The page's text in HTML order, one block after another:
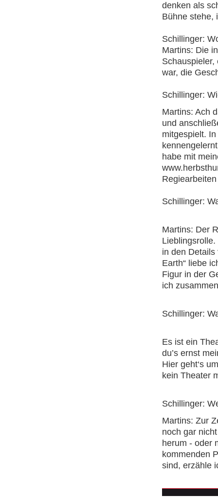
denken als
Bühne stehe,
Schillinger:
Martins: Die
Schauspieler,
war, die
Schillinger:
Martins: Ach
und
mitgespielt.
habe mit
Schillinger:
Martins: Der
in den Details
Earth“ liebe
Figur in der
ich
Schillinger:
Es ist ein
du’s ernst
Hier geht‘s
kein Theater
Schillinger:
Martins: Zur
noch gar
herum - oder
kommenden
sind, erzähle